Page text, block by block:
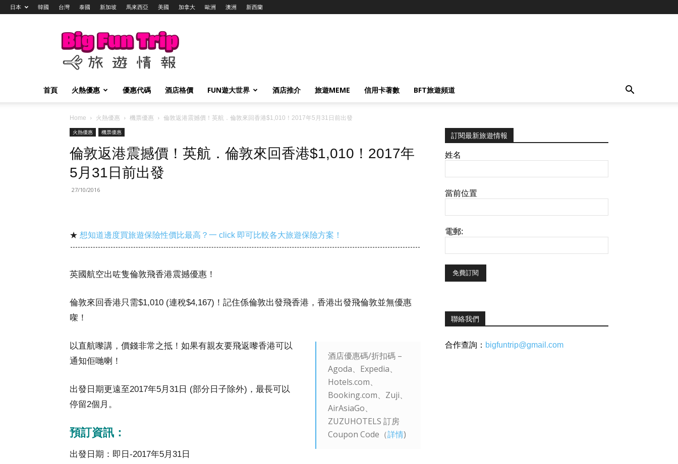
日本 韓國 台灣 泰國 新加坡 馬來西亞 美國 加拿大 歐洲 澳洲 新西蘭
Big
Trip
旅
情
報
首頁 火熱優惠 優惠代碼 酒店格價 FUN遊大世界 酒店推介 旅遊MEME 信用卡著數 BFT旅遊頻道
Home 火熱優惠 機票優惠
倫敦返港震撼價！英航．倫敦來回香港$1,010！2017年5月31日前出發
火熱優惠
機票優惠
倫敦返港震撼價！英航．倫敦來回香港$1,010！2017年
5月31日前出發
27/10/2016
★ 想知道邊度買旅遊保險性價比最高？一 click 即可比較各大旅遊保險方案！
英國航空出咗隻倫敦飛香港震撼優惠！
倫敦來回香港只需$1,010 (連稅$4,167)！記住係倫敦出發飛香港，香港出發飛倫敦並無優惠
㗎！
酒店優惠碼/折扣碼 –
Agoda、Expedia、
Hotels.com、
Booking.com、Zuji、
AirAsiaGo、
ZUZUHOTELS 訂房
Coupon Code（詳情)
以直航嚟講，價錢非常之抵！如果有親友要飛返嚟香港可以
通知佢哋喇！
出發日期更遠至2017年5月31日 (部分日子除外)，最長可以
停留2個月。
預訂資訊：
出發日期：即日-2017年5月31日
訂閱最新旅遊情報
姓名
當前位置
電郵:
聯絡我們
合作查詢： bigfuntrip@gmail.com